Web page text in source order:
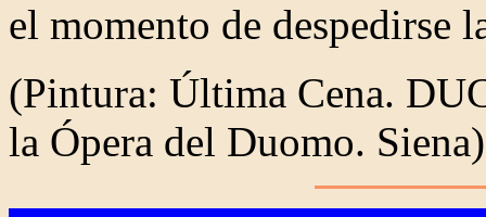
el momento de despedirse
(Pintura: Última Cena.
la Ópera del Duomo.